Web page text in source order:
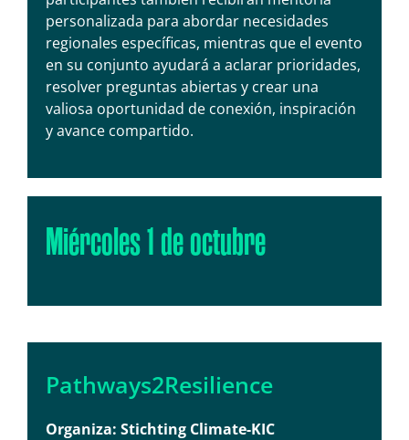
personalizada para abordar necesidades
regionales específicas, mientras que el evento
en su conjunto ayudará a aclarar prioridades,
resolver preguntas abiertas y crear una
valiosa oportunidad de conexión, inspiración
y avance compartido.
Miércoles 1 de octubre
Pathways2Resilience
Organiza: Stichting Climate-KIC